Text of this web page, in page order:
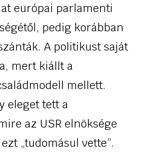
európai parlamenti
pedig korábban
A politikust saját
mert kiállt a
mellett.
eleget tett a
az USR elnöksége
„tudomásul vette”.